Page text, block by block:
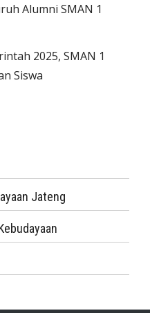
Alumni SMAN 1
2025, SMAN 1
Siswa
Jateng